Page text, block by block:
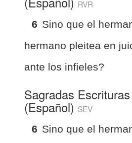
RVR
6 Sino que el
hermano pleitea en
ante los infieles?
Sagradas
(Español) SEV
6 Sino que el